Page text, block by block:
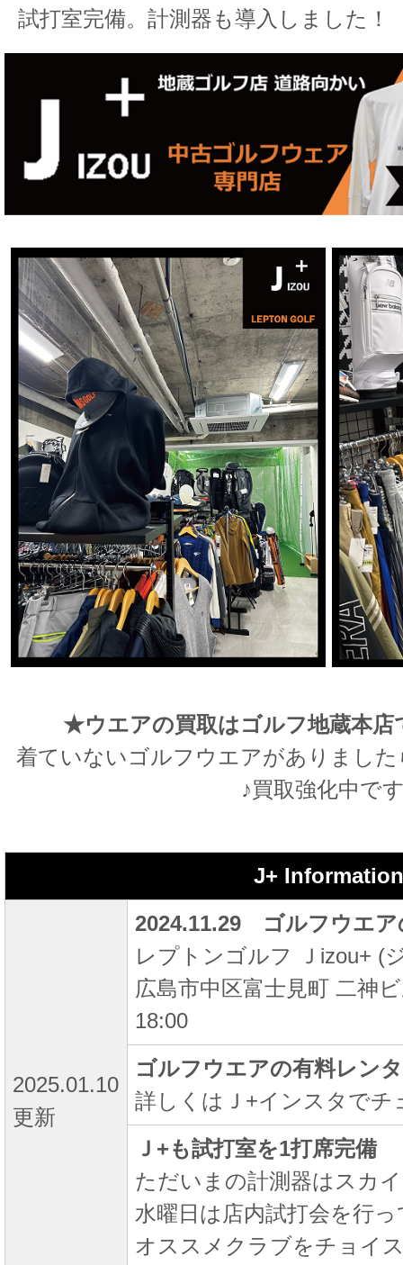
試打室完備。計測器も導入しました！
★ウエアの買取はゴルフ地蔵本
着ていないゴルフウエアがありまし
♪買取強化中で
J+ Information
2025.01.10
更新
2024.11.29 ゴルフウエア
レプトンゴルフ Ｊizou+ (
広島市中区富士見町 二神
18:00
ゴルフウエアの有料レン
詳しくはＪ+インスタでチ
Ｊ+も試打室を1打席完備
ただいまの計測器はスカ
水曜日は店内試打会を行
オススメクラブをチョイ